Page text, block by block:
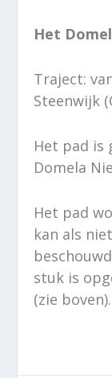
Het
Traject:
Steenwijk
Het pad is
Domela
Het pad
kan als
stuk is
(zie boven).